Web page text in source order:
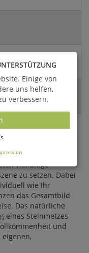
vielfältige
zu setzen. Dabei
wie Ihr
das Gesamtbild
Das natürliche
eines Steinmetzes
und
Einige von
uns helfen,
verbessern.